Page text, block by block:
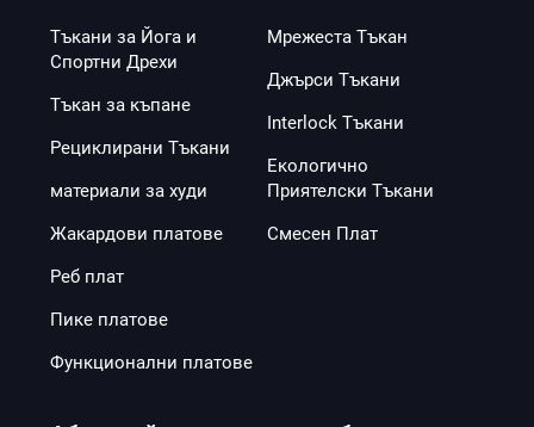
Тъкани за Йога и
Спортни Дрехи
Тъкан за къпане
Рециклирани Тъкани
материали за худи
Мрежеста Тъкан
Джърси Тъкани
Interlock Тъкани
Екологично
Приятелски Тъкани
Жакардови платове
Реб плат
Пике платове
Функционални платове
Смесен Плат